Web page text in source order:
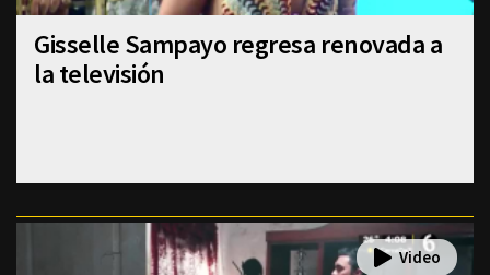
Gisselle Sampayo regresa renovada a
la televisión